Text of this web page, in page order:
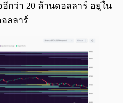
อีกว่า 20 ล้านดอลลาร์ อยู่ใน
ลลาร์